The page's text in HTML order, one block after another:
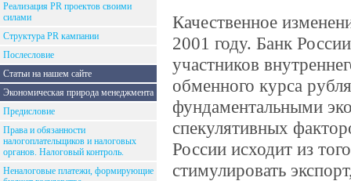
Реализация PR проектов своими
силами
Структура PR кампании
Послесловие
Статьи на нашем сайте
Экономическая природа менеджмента
Предисловие
Права и обязанности
налогоплательщиков и налоговых
органов. Налоговый контроль.
Неналоговые платежи, формирующие
Качественное
2001 году. Банк
участников
обменного курса
фундаментальными
спекулятивных
России исходит из
стимулировать